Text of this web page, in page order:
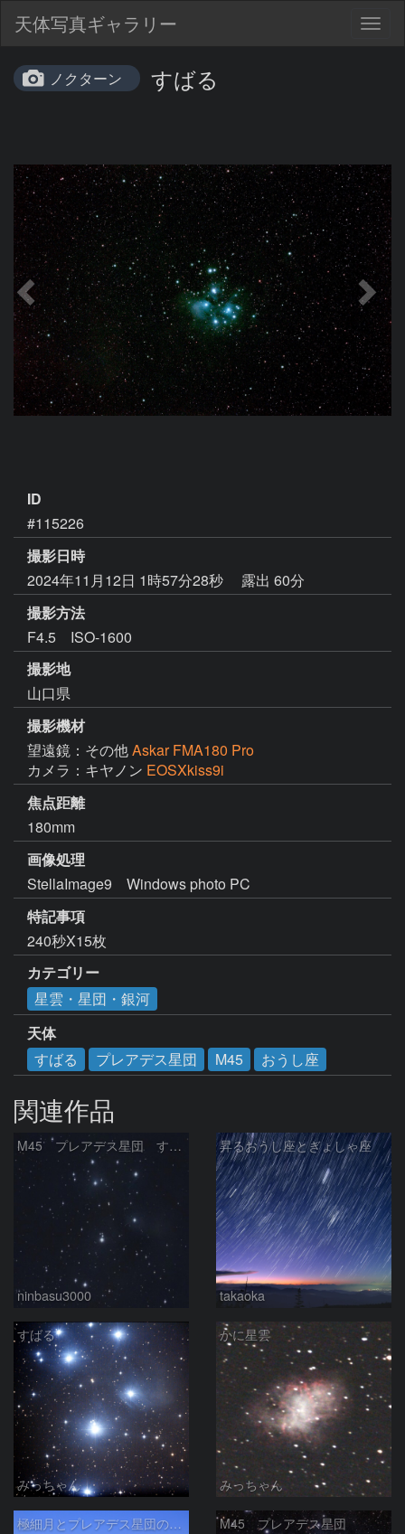
天体写真ギャラリー
ノクターン すばる
ID
#115226
撮影日時
2024年11月12日 1時57分28秒
露出 60分
撮影方法
F4.5 ISO-1600
撮影地
山口県
撮影機材
望遠鏡：その他Askar FMA180 Pro
カメラ：キヤノン EOSXkiss9i
焦点距離
180mm
画像処理
StellaImage9　Windows photo PC
特記事項
240秒X15枚
カテゴリー
星雲・星団・銀河
天体
すばる
プレアデス星団 M45 おうし座
関連作品
M45 プレアデス星団 すばる
ninbasu3000
昇るおうし座とぎょしゃ座
takaoka
すばる
みっちゃん
かに星雲
みっちゃん
極細月とプレアデス星団の接近 M45 プレアデス星団